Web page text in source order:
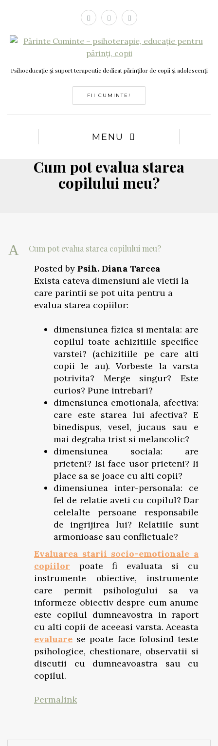
Psihoeducație și suport terapeutic dedicat părinților de copii și adolescenți
FII CUMINTE!
MENU
Cum pot evalua starea
copilului meu?
A Cum pot evalua starea copilului meu?
Posted by Psih. Diana Tarcea
Exista cateva dimensiuni ale vietii la
care parintii se pot uita pentru a
evalua starea copiilor:
dimensiunea fizica si mentala: are
copilul toate achizitiile specifice
varstei? (achizitiile pe care alti
copii le au). Vorbeste la varsta
potrivita? Merge singur? Este
curios? Pune intrebari?
dimensiunea emotionala, afectiva:
care este starea lui afectiva? E
binedispus, vesel, jucaus sau e
mai degraba trist si melancolic?
dimensiunea sociala: are
prieteni? Isi face usor prieteni? Ii
place sa se joace cu alti copii?
dimensiunea inter-personala: ce
fel de relatie aveti cu copilul? Dar
celelalte persoane responsabile
de ingrijirea lui? Relatiile sunt
armonioase sau conflictuale?
Evaluarea starii socio-emotionale a
copiilor poate fi evaluata si cu
instrumente obiective, instrumente
care permit psihologului sa va
informeze obiectiv despre cum anume
este copilul dumneavostra in raport
cu alti copii de aceeasi varsta. Aceasta
evaluare se poate face folosind teste
psihologice, chestionare, observatii si
discutii cu dumneavoastra sau cu
copilul.
Permalink